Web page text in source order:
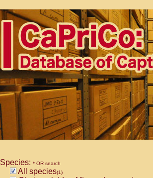
Species: * OR search
All species(1)